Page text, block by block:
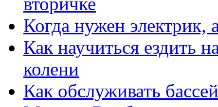
Когда нужен электрик,
Как научиться ездить
колени
Как обслуживать